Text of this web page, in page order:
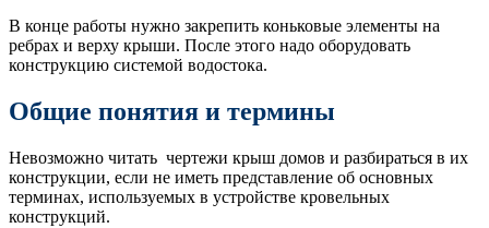
В конце работы нужно закрепить коньковые элементы на
ребрах и верху крыши. После этого надо оборудовать
конструкцию системой водостока.
Общие понятия и термины
Невозможно читать чертежи крыш домов и разбираться в их
конструкции, если не иметь представление об основных
терминах, используемых в устройстве кровельных
конструкций.